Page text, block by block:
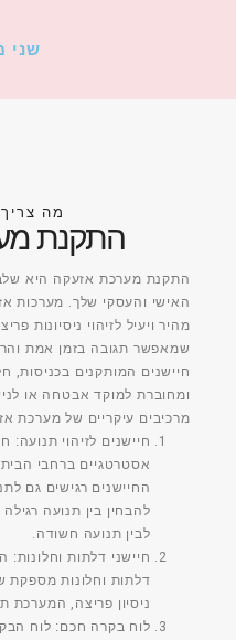
שני
מה
התקנת
התקנת מערכת אזעקה היא
האישי והעסקי שלך. מערכות
מהיר ויעיל לזיהוי ניסיונות
שמאפשר תגובה בזמן אמת
חיישנים המותקנים בכניסות,
ומחוברת למוקד אבטחה או
מרכיבים עיקריים של מערכת
חיישנים לזיהוי תנועה:
אסטרטגיים ברחבי
החיישנים רגישים גם
להבחין בין תנועה
לבין תנועה חשודה.
חיישני דלתות וחלונות:
דלתות וחלונות
ניסיון פריצה,
לוח בקרה חכם: לוח